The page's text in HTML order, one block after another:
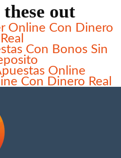
out
Online Con Dinero
Real
Con Bonos Sin
Online
Con Dinero Real